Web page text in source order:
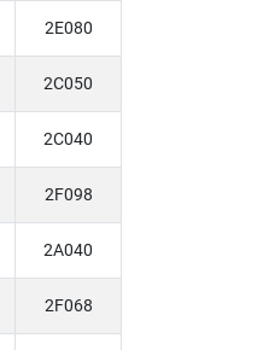
2E080
2C050
2C040
2F098
2A040
2F068